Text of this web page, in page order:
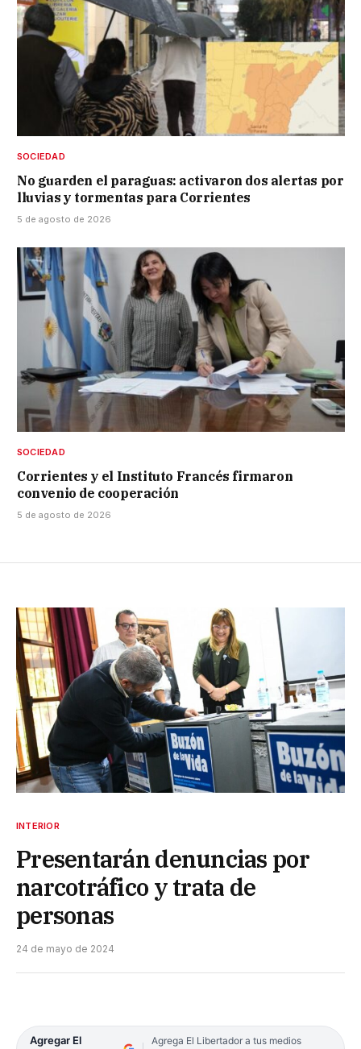
SOCIEDAD
No guarden el paraguas: activaron dos alertas por
lluvias y tormentas para Corrientes
5 de agosto de 2026
SOCIEDAD
Corrientes y el Instituto Francés firmaron
convenio de cooperación
5 de agosto de 2026
INTERIOR
Presentarán denuncias por
narcotráfico y trata de
personas
24 de mayo de 2024
Agregar El
Agrega El Libertador a tus medios